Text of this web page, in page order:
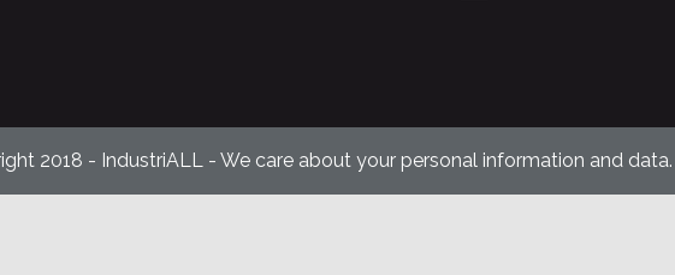
2018 - IndustriALL - We care about your personal information and